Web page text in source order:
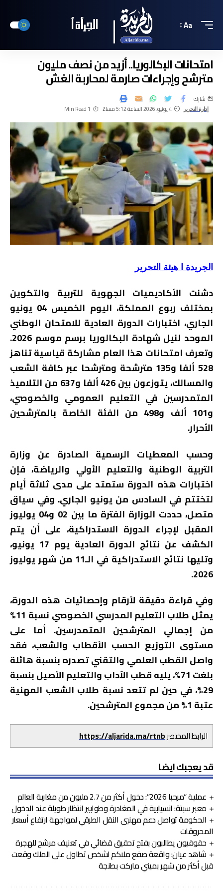
Aa
امتحانات البكالوريا.. أزيد من نصف مليون
مترشح وإجراءات صارمة لمحاربة الغش
إدارة التحرير 4 يونيو، 2026 الساعة 5:12 مساءً 1 Min Read
شارك
الجريدة ا هيئة التحرير
دشنت الأكاديميات الجهوية للتربية والتكوين
بمختلف ربوع المملكة، اليوم الخميس 04 يونيو
الجاري، اختبارات الدورة العادية للامتحان الوطني
الموحد لنيل شهادة البكالوريا برسم موسم 2026.
وتعرف امتحانات هذا العام مشاركة قياسية تناهز
528 ألفا و135 مترشحة ومترشحا عبر كافة الشعب
والمسالك، يتوزعون بين 426 ألفا و637 من التلاميذ
المتمدرسين في التعليم العمومي والخصوصي،
و101 ألف و498 من الفئة الخاصة بالمترشحين
الأحرار.
وحسب المعطيات الرسمية الصادرة عن وزارة
التربية الوطنية والتعليم الأولي والرياضة، فإن
اختبارات هذه الدورة ستمتد على مدى ثلاثة أيام
لتختتم في السادس من يونيو الجاري. وفي سياق
متصل، حددت الوزارة الفترة ما بين 02 و04 يوليوز
المقبل لإجراء الدورة الاستدراكية، على أن يتم
الكشف عن نتائج الدورة العادية يوم 17 يونيو،
وتليها نتائج الاستدراكية في الـ11 من شهر يوليوز
2026.
وفي قراءة دقيقة لأرقام وإحصائيات هذه الدورة،
يمثل طلاب التعليم المدرسي الخصوصي نسبة 11%
من إجمالي المترشحين المتمدرسين. أما على
مستوى التوزيع الحسب الأقطاب والشعب، فقد
واصل القطب العلمي والتقني تصدره بنسبة هائلة
بلغت 71%، يليه قطب الآداب والتعليم الأصيل بنسبة
29%، في حين لم تتعد نسبة طلاب الشعب المهنية
عتبة 1% من مجموع المترشحين.
الرابط المختصرhttps://aljarida.ma/rtnb
قد يعجبك ايضا
عملية “مرحبا 2026”: دخول أكثر من 2.7 مليون من مغاربة العالم
معبر سبتة: انسيابية في المغادرة وطوابير انتظار طويلة عند الدخول
الحكومة تواصل دعم مهنيي النقل الطرقي لمواجهة ارتفاع أسعار
المحروقات
حقوقيون يطالبون بفتح تحقيق قضائي في تعنيف مرشح للهجرة
شاهد عيان: واقعة صفع ملاكم لشخص تطاول على الملك وقعت
قبل أكثر من شهر بميني ماركت بطنجة